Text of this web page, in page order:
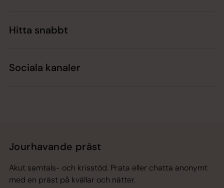
Hitta snabbt
Sociala kanaler
Jourhavande präst
Akut samtals- och krisstöd. Prata eller chatta anonymt
med en präst på kvällar och nätter.